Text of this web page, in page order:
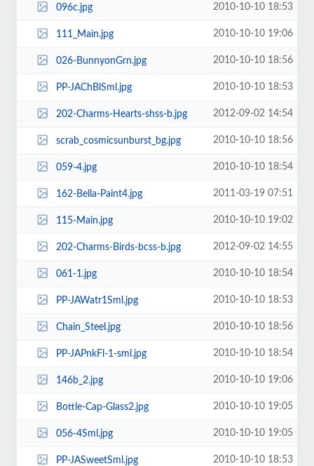
096c.jpg 2010-10-10 18:53
111_Main.jpg 2010-10-10 19:06
026-BunnyonGrn.jpg 2010-10-10 18:56
PP-JAChBlSml.jpg 2010-10-10 18:53
202-Charms-Hearts-shss-b.jpg 2012-09-02 14:54
scrab_cosmicsunburst_bg.jpg 2010-10-10 18:56
059-4.jpg 2010-10-10 18:54
162-Bella-Paint4.jpg 2011-03-19 07:51
115-Main.jpg 2010-10-10 19:02
202-Charms-Birds-bcss-b.jpg 2012-09-02 14:55
061-1.jpg 2010-10-10 18:54
PP-JAWatr1Sml.jpg 2010-10-10 18:53
Chain_Steel.jpg 2010-10-10 18:56
PP-JAPnkFl-1-sml.jpg 2010-10-10 18:54
146b_2.jpg 2010-10-10 19:06
Bottle-Cap-Glass2.jpg 2010-10-10 19:05
056-4Sml.jpg 2010-10-10 19:05
PP-JASweetSml.jpg 2010-10-10 18:53